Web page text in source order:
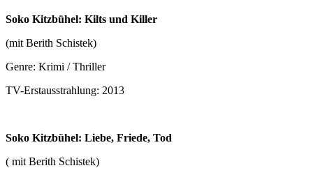
Soko Kitzbühel: Kilts und Killer
(mit Berith Schistek)
Genre: Krimi / Thriller
TV-Erstausstrahlung: 2013
Soko Kitzbühel: Liebe, Friede, Tod
( mit Berith Schistek)